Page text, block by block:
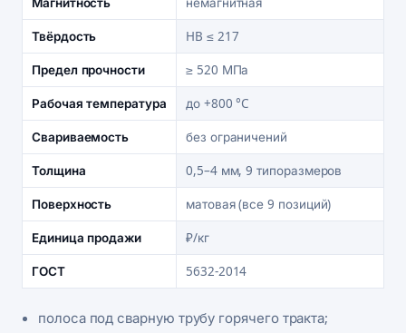
Твёрдость HB ≤ 217
Предел прочности ≥ 520 МПа
Рабочая температура до +800 °C
Свариваемость без ограничений
Толщина 0,5–4 мм, 9 типоразмеров
Поверхность матовая (все 9 позиций)
Единица продажи ₽/кг
ГОСТ 5632-2014
полоса под сварную трубу горячего тракта;